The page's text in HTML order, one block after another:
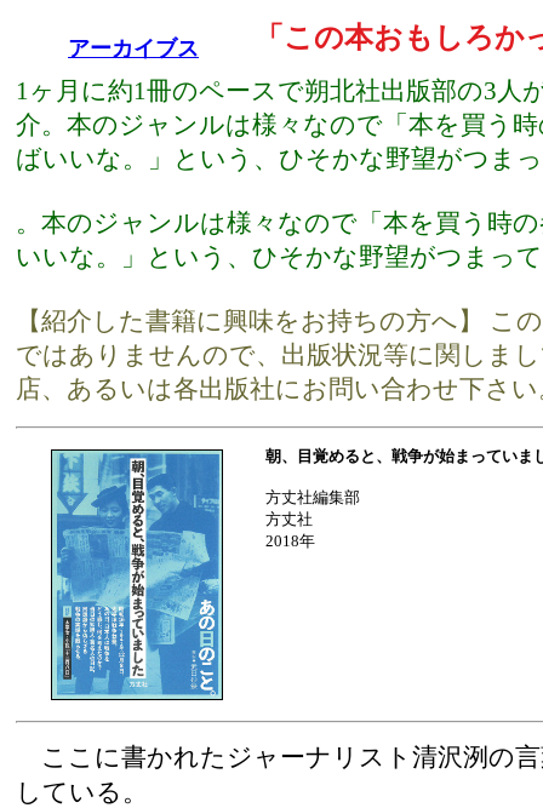
アーカイブス 「この本おもしろか
1ヶ月に約1冊のペースで朔北社出版部の3人
介。本のジャンルは様々なので「本を買う
ばいいな。」という、ひそかな野望がつま
。本のジャンルは様々なので「本を買う時
いいな。」という、ひそかな野望がつまっ
【紹介した書籍に興味をお持ちの方へ】 こ
ではありませんので、出版状況等に関しま
店、あるいは各出版社にお問い合わせ下さい
朝、目覚めると、戦争が始まっていま
方丈社編集部
方丈社
2018年
ここに書かれたジャーナリスト清沢洌の
している。